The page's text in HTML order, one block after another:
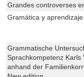
Grandes controverses
Gramática y
Grammatische
Sprachkompetenz Karls
anhand der